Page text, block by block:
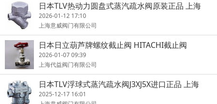
日本TLV热动力圆盘式蒸汽疏水阀原装正品 上海
2026-01-12 17:10
上海意威阀门有限公司
日本日立葫芦牌螺纹截止阀 HITACHI截止阀
2026-01-07 09:39
上海代益阀门有限公司
日本TLV浮球式蒸汽疏水阀J3XJ5X进口正品 上海
2025-12-17 16:01